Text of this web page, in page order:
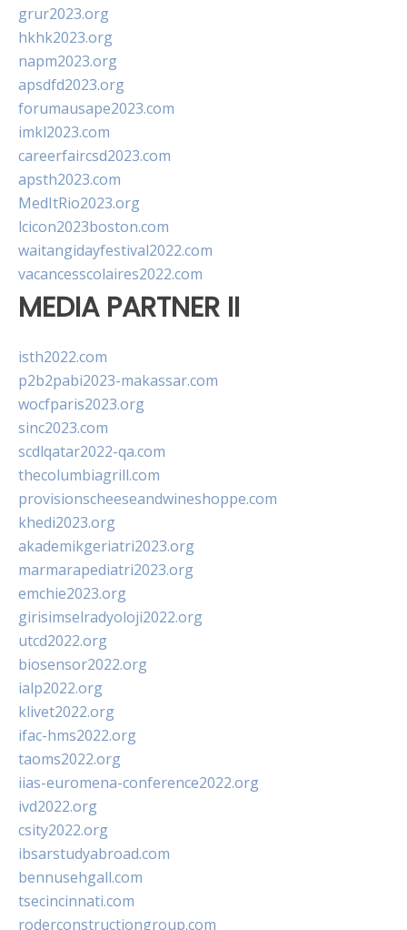
grur2023.org
hkhk2023.org
napm2023.org
apsdfd2023.org
forumausape2023.com
imkl2023.com
careerfaircsd2023.com
apsth2023.com
MedItRio2023.org
lcicon2023boston.com
waitangidayfestival2022.com
vacancesscolaires2022.com
MEDIA PARTNER II
isth2022.com
p2b2pabi2023-makassar.com
wocfparis2023.org
sinc2023.com
scdlqatar2022-qa.com
thecolumbiagrill.com
provisionscheeseandwineshoppe.com
khedi2023.org
akademikgeriatri2023.org
marmarapediatri2023.org
emchie2023.org
girisimselradyoloji2022.org
utcd2022.org
biosensor2022.org
ialp2022.org
klivet2022.org
ifac-hms2022.org
taoms2022.org
iias-euromena-conference2022.org
ivd2022.org
csity2022.org
ibsarstudyabroad.com
bennusehgall.com
tsecincinnati.com
roderconstructiongroup.com